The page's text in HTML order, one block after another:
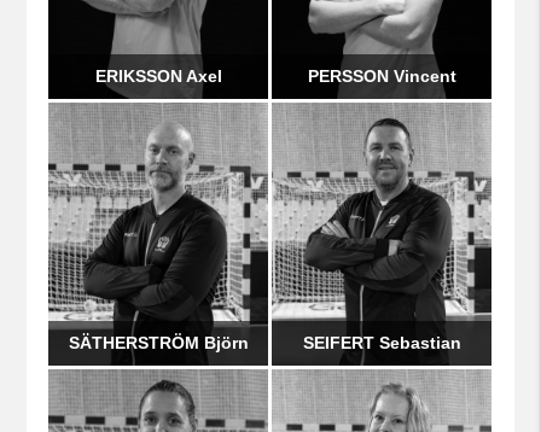
ERIKSSON Axel PERSSON Vincent
SÄTHERSTRÖM Björn SEIFERT Sebastian